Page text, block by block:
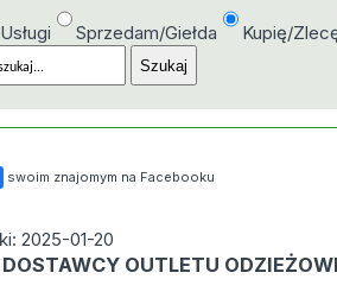
Sprzedam/Giełda Kupię/
swoim znajomym na Facebooku
2025-01-20
OUTLETU